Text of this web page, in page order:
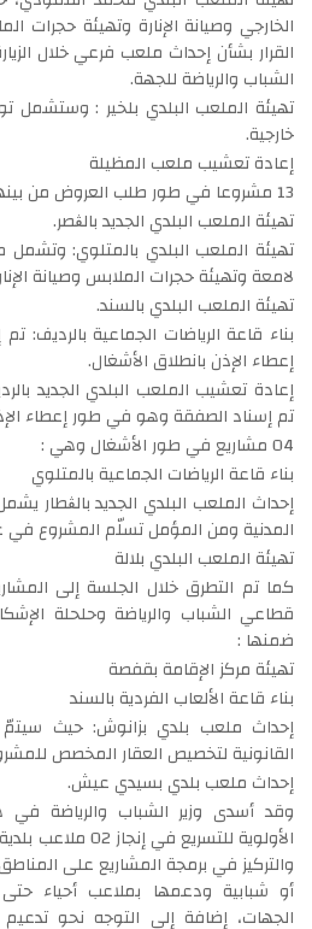
الخارجي وصيانة الإنارة وتهيئة حجرات
القرار بشأن إحداث ملعب فرعي خلال
الشباب والرياضة للجهة.
تهيئة الملعب البلدي بلخير : وستشمل
خارجية.
إعادة تعشيب ملعب المظيلة
13 مشروعا في طور طلب العروض من بينها :
تهيئة الملعب البلدي الجديد بالڨصر.
تهيئة الملعب البلدي بالمتلوي:
لامعة وتهيئة حجرات الملابس وصيانة
تهيئة الملعب البلدي بالسند.
بناء قاعة الرياضات الجماعية
إعطاء الإذن بانطلاق الأشغال.
إعادة تعشيب الملعب البلدي الجديد
تم إسناد الصفقة وهو في طور إعطاء
04 مشاريع في طور الأشغال وهي :
بناء قاعة الرياضات الجماعية بالمتلوي
إحداث الملعب البلدي الجديد بالڨطار
المدنية ومن المؤمل تسلّم المشروع
تهيئة الملعب البلدي بلالة
كما تم التطرق خلال الجلسة إلى
قطاعي الشباب والرياضة وحلحلة
ضمنها :
تهيئة مركز الإقامة بقفصة
بناء قاعة الألعاب الفردية بالسند
إحداث ملعب بلدي بزانوش: حيث سيتمّ
القانونية لتخصيص العقار المخصص
إحداث ملعب بلدي بسيدي عيش.
وقد أسدى وزير الشباب والرياضة في
الأولوية
والتركيز في برمجة المشاريع على
أو شبابية ودعمها بملاعب أحياء
الجهات، إضافة إلى التوجه نحو